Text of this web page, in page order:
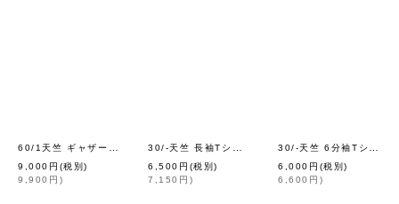
60/1天竺 ギャザースカート (6039:BK) [homspun
9,000 円 (税別)
9,900 円 )
30/-天竺 長袖Tシャツ (6616:DGR) [homspun]
6,500 円 (税別)
7,150 円 )
30/-天竺 6分袖Tシャツ（241-6370:BK）
6,000 円 (税別)
6,600 円 )